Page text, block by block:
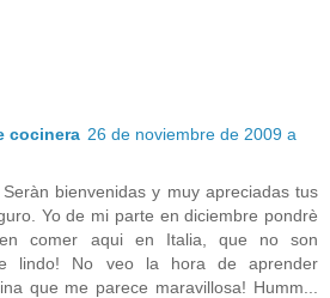
cocinera 26 de noviembre de 2009 a
bienvenidas y muy apreciadas tus
Yo de mi parte en diciembre pondrè
comer aqui en Italia, que no son
lindo! No veo la hora de aprender
que me parece maravillosa! Humm...